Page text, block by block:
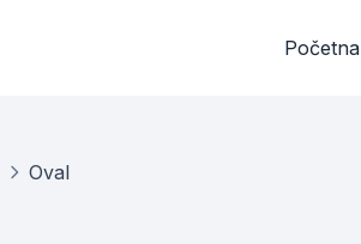
Početna
Oval